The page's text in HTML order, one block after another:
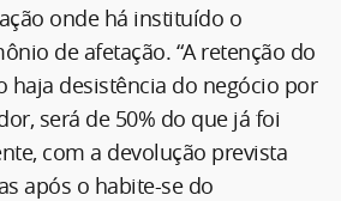
onde há instituído o
de afetação. “A retenção do
haja desistência do negócio por
será de 50% do que já foi
com a devolução prevista
após o habite-se do